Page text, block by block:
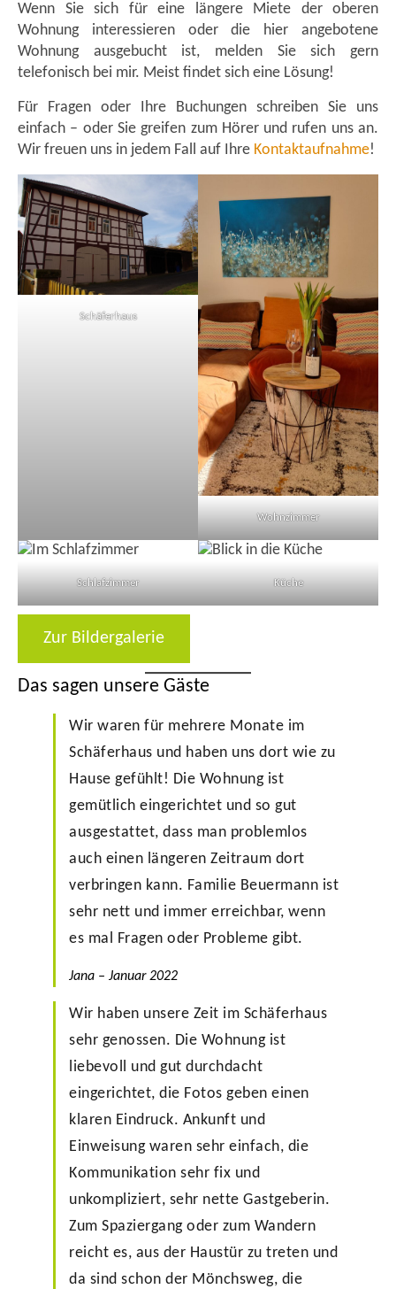
Wenn Sie sich für eine längere Miete der oberen
Wohnung interessieren oder die hier angebotene
Wohnung ausgebucht ist, melden Sie sich gern
telefonisch bei mir. Meist findet sich eine Lösung!
Für Fragen oder Ihre Buchungen schreiben Sie uns
einfach – oder Sie greifen zum Hörer und rufen uns an.
Wir freuen uns in jedem Fall auf Ihre Kontaktaufnahme!
Schäferhaus
Wohnzimmer
Schlafzimmer Küche
Zur Bildergalerie
Das sagen unsere Gäste
Wir waren für mehrere Monate im
Schäferhaus und haben uns dort wie zu
Hause gefühlt! Die Wohnung ist
gemütlich eingerichtet und so gut
ausgestattet, dass man problemlos
auch einen längeren Zeitraum dort
verbringen kann. Familie Beuermann ist
sehr nett und immer erreichbar, wenn
es mal Fragen oder Probleme gibt.
Jana – Januar 2022
Wir haben unsere Zeit im Schäferhaus
sehr genossen. Die Wohnung ist
liebevoll und gut durchdacht
eingerichtet, die Fotos geben einen
klaren Eindruck. Ankunft und
Einweisung waren sehr einfach, die
Kommunikation sehr fix und
unkompliziert, sehr nette Gastgeberin.
Zum Spaziergang oder zum Wandern
reicht es, aus der Haustür zu treten und
da sind schon der Mönchsweg, die